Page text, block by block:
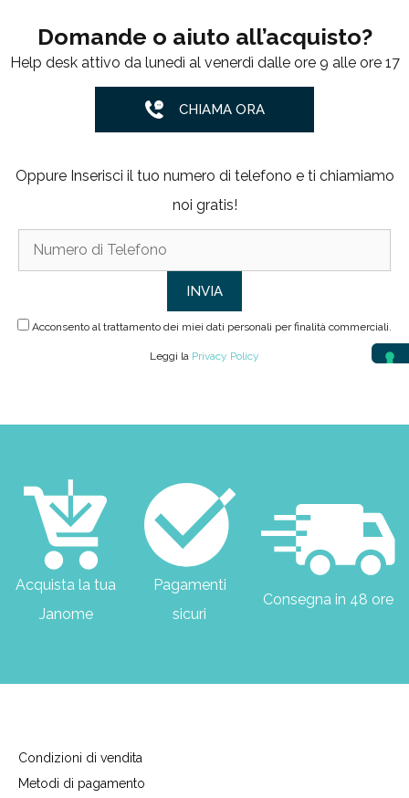
Domande o aiuto all’acquisto?
Help desk attivo da lunedì al venerdì dalle ore 9 alle ore 17
CHIAMA ORA
Oppure Inserisci il tuo numero di telefono e ti chiamiamo
noi gratis!
Acconsento al trattamento dei miei dati personali per finalità commerciali.
Leggi la Privacy Policy
Acquista la tua
Janome
Pagamenti
sicuri
Consegna in 48 ore
Condizioni di vendita
Metodi di pagamento